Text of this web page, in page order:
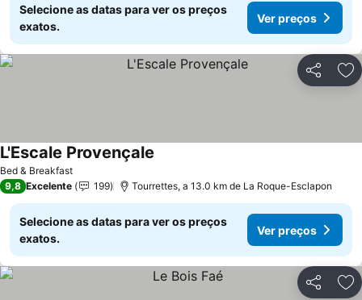
Selecione as datas para ver os preços
exatos.
Ver preços
Partilhar
Bed & Breakfast
L'Escale Provençale
9,8 Excelente 199 Tourrettes, a 13.0 km de La Roque-Esclapon
Selecione as datas para ver os preços
exatos.
Ver preços
Partilhar